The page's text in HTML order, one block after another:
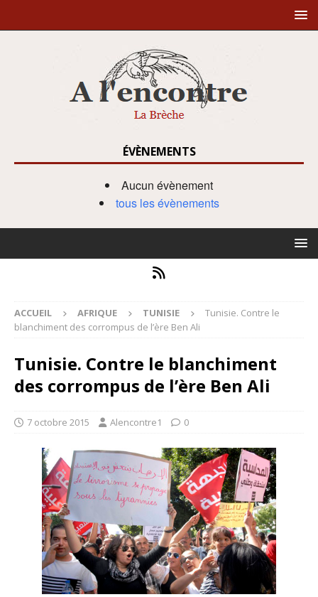
ÉVÈNEMENTS
Aucun évènement
tous les évènements
ACCUEIL AFRIQUE TUNISIE
Tunisie. Contre le
blanchiment des corrompus de l’ère Ben Ali
Tunisie. Contre le blanchiment
des corrompus de l’ère Ben Ali
7 octobre 2015 Alencontre1 0